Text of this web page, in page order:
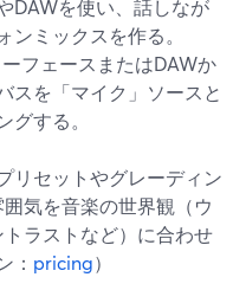
DAWを使い、話しなが
ンミックスを作る。
フェースまたはDAWか
スを「マイク」ソースと
グする。
リセットやグレーディン
気を音楽の世界観（ウ
ラストなど）に合わせ
： pricing）